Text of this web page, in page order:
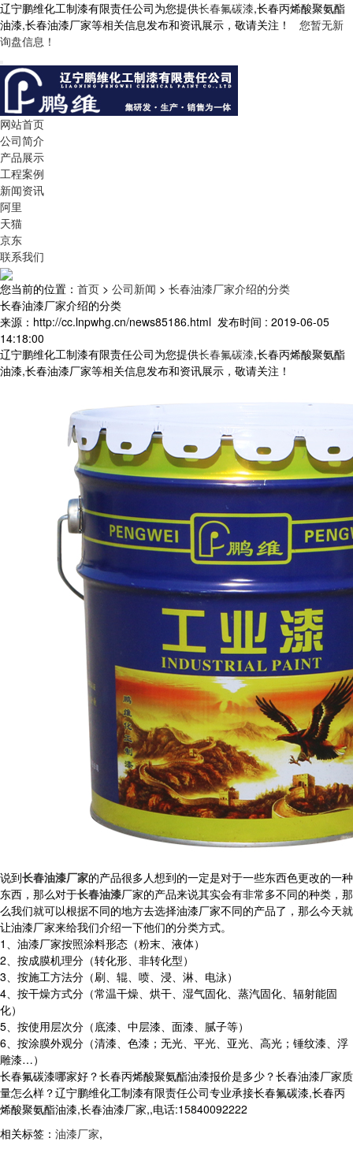
辽宁鹏维化工制漆有限责任公司为您提供长春氟碳漆,长春丙烯酸聚氨酯
油漆,长春油漆厂家等相关信息发布和资讯展示，敬请关注！ 您暂无新
询盘信息！
网站首页
公司简介
产品展示
工程案例
新闻资讯
阿里
天猫
京东
联系我们
您当前的位置： 首页 > 公司新闻 > 长春油漆厂家介绍的分类
长春油漆厂家介绍的分类
来源：http://cc.lnpwhg.cn/news85186.html 发布时间 : 2019-06-05
14:18:00
辽宁鹏维化工制漆有限责任公司为您提供长春氟碳漆,长春丙烯酸聚氨酯
油漆,长春油漆厂家等相关信息发布和资讯展示，敬请关注！
说到长春油漆厂家的产品很多人想到的一定是对于一些东西色更改的一种
东西，那么对于长春油漆厂家的产品来说其实会有非常多不同的种类，那
么我们就可以根据不同的地方去选择油漆厂家不同的产品了，那么今天就
让油漆厂家来给我们介绍一下他们的分类方式。
1、油漆厂家按照涂料形态（粉末、液体）
2、按成膜机理分（转化形、非转化型）
3、按施工方法分（刷、辊、喷、浸、淋、电泳）
4、按干燥方式分（常温干燥、烘干、湿气固化、蒸汽固化、辐射能固
化）
5、按使用层次分（底漆、中层漆、面漆、腻子等）
6、按涂膜外观分（清漆、色漆；无光、平光、亚光、高光；锤纹漆、浮
雕漆…）
长春氟碳漆哪家好？长春丙烯酸聚氨酯油漆报价是多少？长春油漆厂家质
量怎么样？辽宁鹏维化工制漆有限责任公司专业承接长春氟碳漆,长春丙
烯酸聚氨酯油漆,长春油漆厂家,,电话:15840092222
相关标签： 油漆厂家,